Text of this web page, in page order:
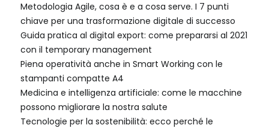
Metodologia Agile, cosa è e a cosa serve. I 7 punti
chiave per una trasformazione digitale di successo
Guida pratica al digital export: come prepararsi al 2021
con il temporary management
Piena operatività anche in Smart Working con le
stampanti compatte A4
Medicina e intelligenza artificiale: come le macchine
possono migliorare la nostra salute
Tecnologie per la sostenibilità: ecco perché le